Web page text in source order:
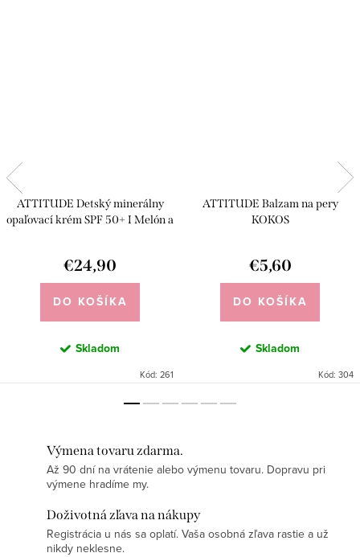
ATTITUDE Detský minerálny
opaľovací krém SPF 50+ I Melón a
€24,90
DO KOŠÍKA
Skladom
Kód: 261
ATTITUDE Balzam na pery
KOKOS
€5,60
DO KOŠÍKA
Skladom
Kód: 304
Výmena tovaru zdarma.
Až 90 dní na vrátenie alebo výmenu tovaru. Dopravu pri
výmene hradíme my.
Doživotná zľava na nákupy
Registrácia u nás sa oplatí. Vaša osobná zľava rastie a už
nikdy neklesne.